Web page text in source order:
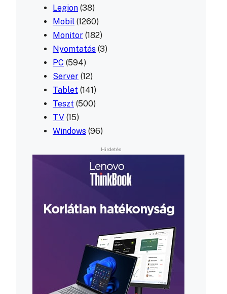
Legion (38)
Mobil (1260)
Monitor (182)
Nyomtatás (3)
PC (594)
Server (12)
Tablet (141)
Teszt (500)
TV (15)
Windows (96)